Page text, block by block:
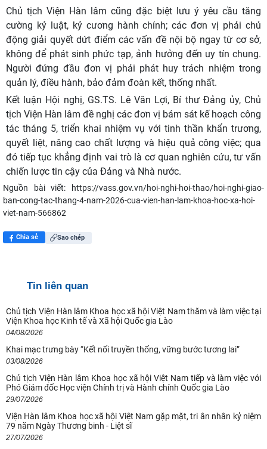
Chủ tịch Viện Hàn lâm cũng đặc biệt lưu ý yêu cầu tăng
cường kỷ luật, kỷ cương hành chính; các đơn vị phải chủ
động giải quyết dứt điểm các vấn đề nội bộ ngay từ cơ sở,
không để phát sinh phức tạp, ảnh hưởng đến uy tín chung.
Người đứng đầu đơn vị phải phát huy trách nhiệm trong
quản lý, điều hành, bảo đảm đoàn kết, thống nhất.
Kết luận Hội nghị, GS.TS. Lê Văn Lợi, Bí thư Đảng ủy, Chủ
tịch Viện Hàn lâm đề nghị các đơn vị bám sát kế hoạch công
tác tháng 5, triển khai nhiệm vụ với tinh thần khẩn trương,
quyết liệt, nâng cao chất lượng và hiệu quả công việc; qua
đó tiếp tục khẳng định vai trò là cơ quan nghiên cứu, tư vấn
chiến lược tin cậy của Đảng và Nhà nước.
Nguồn bài viết:
https://vass.gov.vn/hoi-nghi-hoi-thao/hoi-nghi-giao-
ban-cong-tac-thang-4-nam-2026-cua-vien-han-lam-khoa-hoc-xa-hoi-
viet-nam-566862
Chia sẻ Sao chép
Tin liên quan
Chủ tịch Viện Hàn lâm Khoa học xã hội Việt Nam thăm và làm việc tại
Viện Khoa học Kinh tế và Xã hội Quốc gia Lào
04/08/2026
Khai mạc trưng bày “Kết nối truyền thống, vững bước tương lai”
03/08/2026
Chủ tịch Viện Hàn lâm Khoa học xã hội Việt Nam tiếp và làm việc với
Phó Giám đốc Học viện Chính trị và Hành chính Quốc gia Lào
29/07/2026
Viện Hàn lâm Khoa học xã hội Việt Nam gặp mặt, tri ân nhân kỷ niệm
79 năm Ngày Thương binh - Liệt sĩ
27/07/2026